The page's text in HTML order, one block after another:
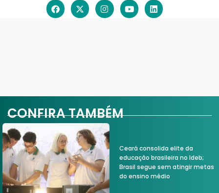
CONFIRA TAMBÉM
Ceará consolida elite da
educação brasileira no Ideb;
Brasil segue sem atingir metas
do ensino médio